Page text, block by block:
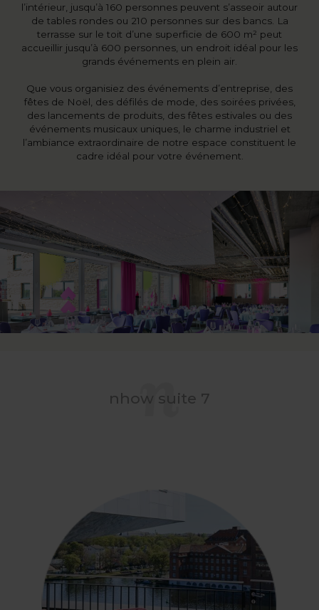
l’intérieur, jusqu’à 160 personnes peuvent s’asseoir autour
de tables rondes ou 210 personnes sur des bancs. La
terrasse sur le toit d’une superficie de 600 m² peut
accueillir jusqu’à 600 personnes, un endroit idéal pour les
grands événements en plein air.
Que vous organisiez des événements d’entreprise, des
fêtes de Noël, des défilés de mode, des soirées privées,
des lancements de produits, des fêtes estivales ou des
événements musicaux uniques, le charme industriel et
l’ambiance extraordinaire de notre espace constituent le
cadre idéal pour votre événement.
nhow suite 7